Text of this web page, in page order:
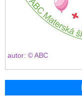
autor: © ABC